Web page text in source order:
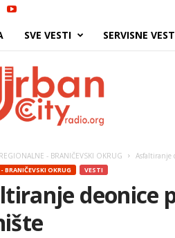
SVE VESTI SERVISNE
REGIONALNE - BRANIČEVSKI OKRUG Asfaltiranje
BRANIČEVSKI OKRUG VESTI
deonice